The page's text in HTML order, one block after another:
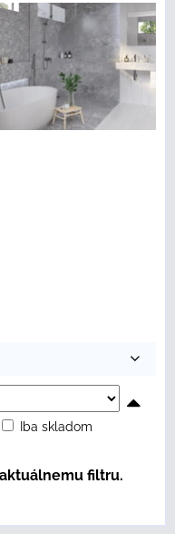
Iba skladom